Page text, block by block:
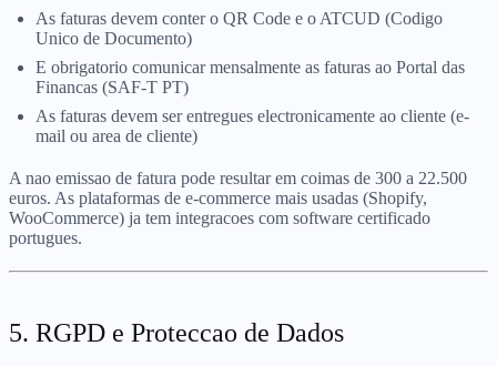
As faturas devem conter o QR Code e o ATCUD (Codigo
Unico de Documento)
E obrigatorio comunicar mensalmente as faturas ao Portal das
Financas (SAF-T PT)
As faturas devem ser entregues electronicamente ao cliente (e-
mail ou area de cliente)
A nao emissao de fatura pode resultar em coimas de 300 a 22.500
euros. As plataformas de e-commerce mais usadas (Shopify,
WooCommerce) ja tem integracoes com software certificado
portugues.
5. RGPD e Proteccao de Dados